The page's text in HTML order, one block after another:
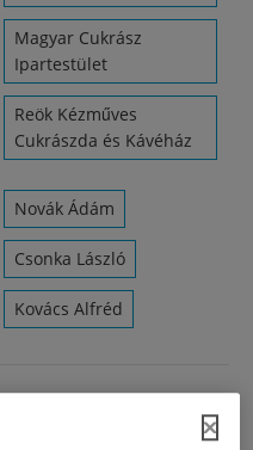
Magyar Cukrász
Ipartestület
Reök Kézműves
Cukrászda és Kávéház
Novák Ádám
Csonka László
Kovács Alfréd